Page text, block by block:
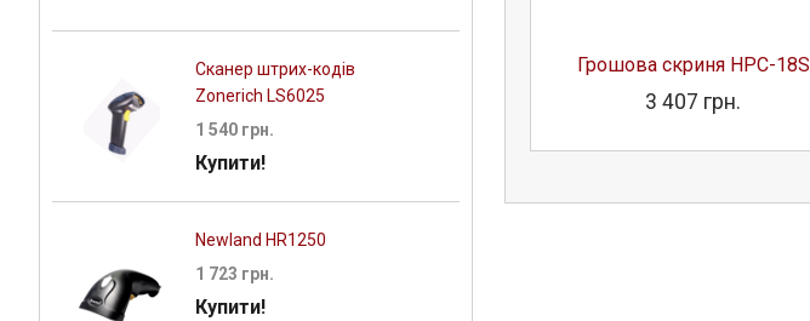
Сканер штрих-кодів
Zonerich LS6025
1 540 грн.
Купити!
Newland HR1250
1 723 грн.
Купити!
Горизонтальна грошова
скриня C4646
Грошова скриня HPC-18S
3 407 грн.